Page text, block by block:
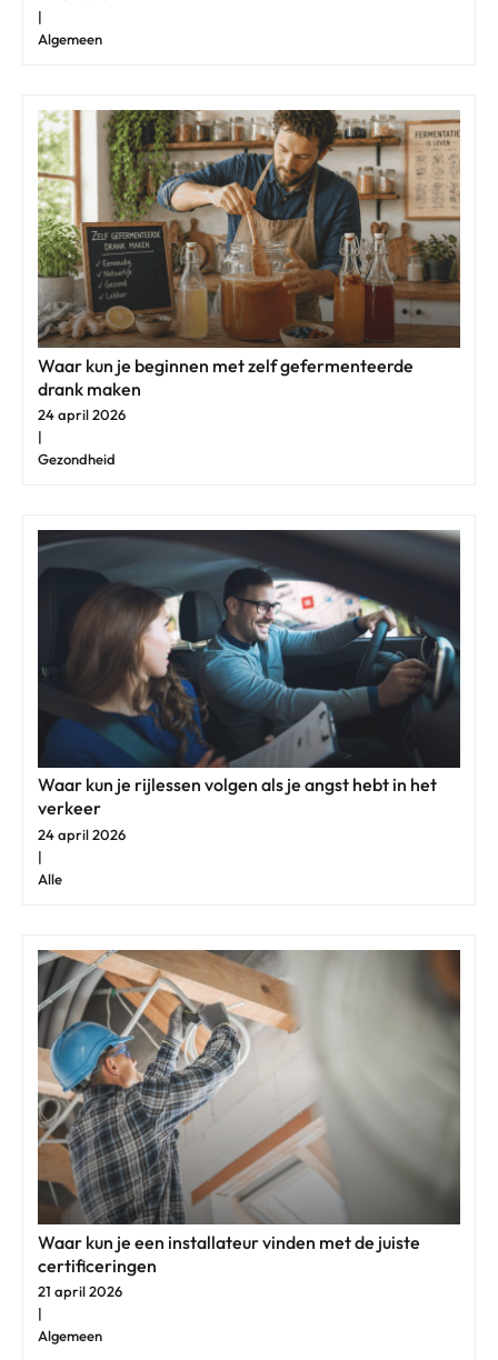
|
Algemeen
Waar kun je beginnen met zelf gefermenteerde
drank maken
24 april 2026
|
Gezondheid
Waar kun je rijlessen volgen als je angst hebt in het
verkeer
24 april 2026
|
Alle
Waar kun je een installateur vinden met de juiste
certificeringen
21 april 2026
|
Algemeen